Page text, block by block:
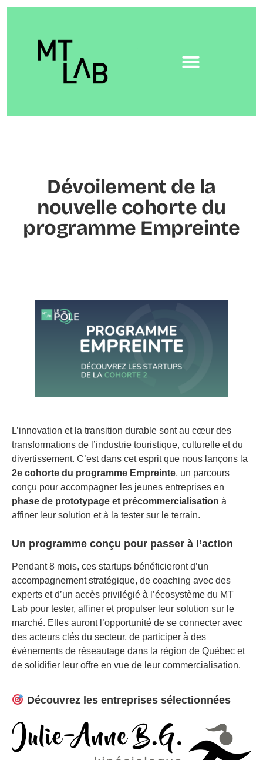
Dévoilement de la
nouvelle cohorte du
programme Empreinte
L’innovation et la transition durable sont au cœur des
transformations de l’industrie touristique, culturelle et du
divertissement. C’est dans cet esprit que nous lançons la
2e cohorte du programme Empreinte, un parcours
conçu pour accompagner les jeunes entreprises en
phase de prototypage et précommercialisation à
affiner leur solution et à la tester sur le terrain.
Un programme conçu pour passer à l’action
Pendant 8 mois, ces startups bénéficieront d’un
accompagnement stratégique, de coaching avec des
experts et d’un accès privilégié à l’écosystème du MT
Lab pour tester, affiner et propulser leur solution sur le
marché. Elles auront l’opportunité de se connecter avec
des acteurs clés du secteur, de participer à des
événements de réseautage dans la région de Québec et
de solidifier leur offre en vue de leur commercialisation.
Découvrez les entreprises sélectionnées